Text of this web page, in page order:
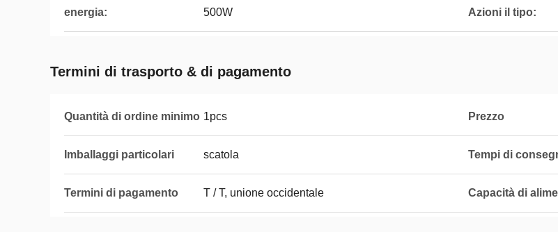
energia: 500W Azioni il tipo:
Termini di trasporto & di pagamento
Quantità di ordine minimo 1pcs Prezzo
Imballaggi particolari scatola Tempi di
Termini di pagamento T / T, unione occidentale Capacità di